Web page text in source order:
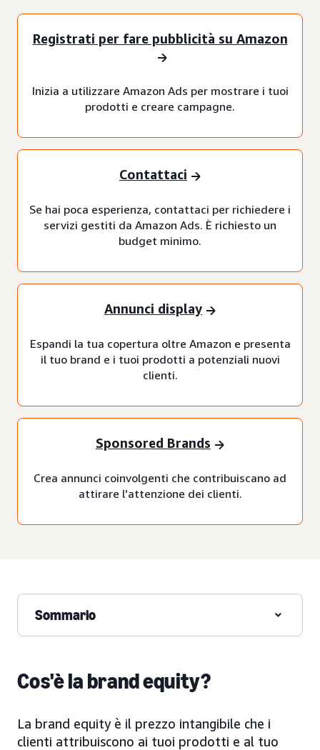
Registrati per fare pubblicità su Amazon
Inizia a utilizzare Amazon Ads per mostrare i tuoi
prodotti e creare campagne.
Contattaci
Se hai poca esperienza, contattaci per richiedere i
servizi gestiti da Amazon Ads. È richiesto un
budget minimo.
Annunci display
Espandi la tua copertura oltre Amazon e presenta
il tuo brand e i tuoi prodotti a potenziali nuovi
clienti.
Sponsored Brands
Crea annunci coinvolgenti che contribuiscano ad
attirare l'attenzione dei clienti.
Sommario
Cos'è la brand equity?
La brand equity è il prezzo intangibile che i
clienti attribuiscono ai tuoi prodotti e al tuo